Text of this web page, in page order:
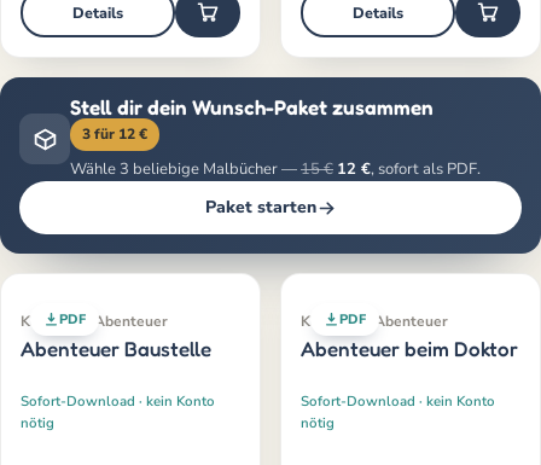
Details Details
Stell dir dein Wunsch-Paket zusammen
3 für 12 €
Wähle 3 beliebige Malbücher —15 € 12 €, sofort als PDF.
Paket starten
PDF
Klassiker · Abenteuer
Abenteuer Baustelle
Sofort-Download · kein Konto
nötig
PDF
Klassiker · Abenteuer
Abenteuer beim Doktor
Sofort-Download · kein Konto
nötig